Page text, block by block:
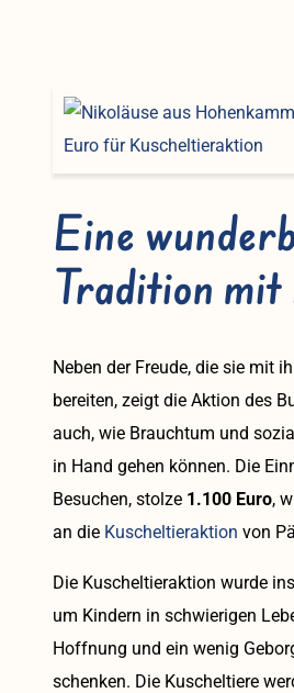
Eine
Tradition
Neben der Freude, die sie mit
bereiten, zeigt die Aktion des
auch, wie Brauchtum und
in Hand gehen können. Die
Besuchen, stolze 1.100 Euro,
an die Kuscheltieraktion von
Die Kuscheltieraktion wurde
um Kindern in schwierigen
Hoffnung und ein wenig
schenken. Die Kuscheltiere